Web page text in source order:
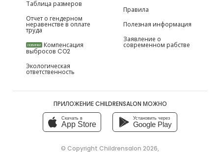
Таблица размеров
Отчет о гендерном
неравенстве в оплате
труда
НОВИНКИ Компенсация
выбросов CO2
Экологическая
ответственность
Правила
Полезная информация
Заявление о
современном рабстве
ПРИЛОЖЕНИЕ CHILDRENSALON МОЖНО
Скачать в
App Store
Установить через
Google Play
© Copyright Childrensalon 2026,